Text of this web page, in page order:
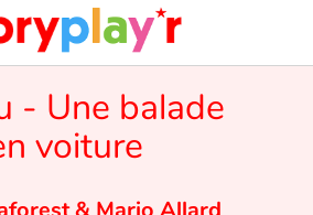
- Une balade
voiture